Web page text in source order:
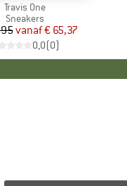
Artikel
Travis One
Productgroep
Sneakers
Prijs
Verlaagde prijs
vanaf€ 65,37
0,0(0)